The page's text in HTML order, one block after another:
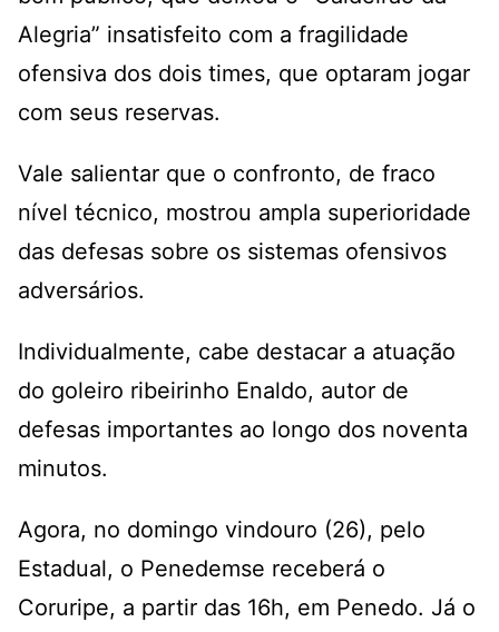
Alegria” insatisfeito com a fragilidade
ofensiva dos dois times, que optaram jogar
com seus reservas.
Vale salientar que o confronto, de fraco
nível técnico, mostrou ampla superioridade
das defesas sobre os sistemas ofensivos
adversários.
Individualmente, cabe destacar a atuação
do goleiro ribeirinho Enaldo, autor de
defesas importantes ao longo dos noventa
minutos.
Agora, no domingo vindouro (26), pelo
Estadual, o Penedemse receberá o
Coruripe, a partir das 16h, em Penedo. Já o